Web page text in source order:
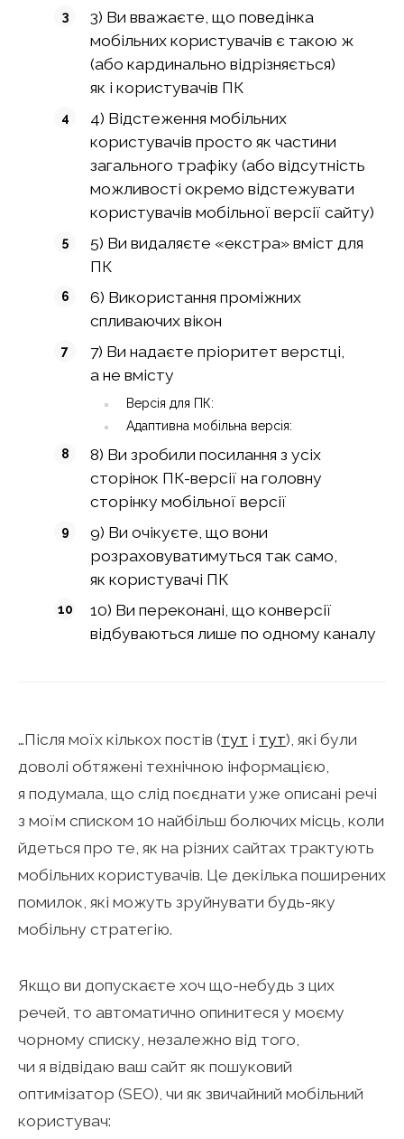
3) Ви вважаєте, що поведінка
мобільних користувачів є такою ж
(або кардинально відрізняється)
як і користувачів ПК
4) Відстеження мобільних
користувачів просто як частини
загального трафіку (або відсутність
можливості окремо відстежувати
користувачів мобільної версії сайту)
5) Ви видаляєте «екстра» вміст для
ПК
6) Використання проміжних
спливаючих вікон
7) Ви надаєте пріоритет верстці,
а не вмісту
Версія для ПК:
Адаптивна мобільна версія:
8) Ви зробили посилання з усіх
сторінок ПК-версії на головну
сторінку мобільної версії
9) Ви очікуєте, що вони
розраховуватимуться так само,
як користувачі ПК
10) Ви переконані, що конверсії
відбуваються лише по одному каналу
…Після моїх кількох постів (тут і тут), які були
доволі обтяжені технічною інформацією,
я подумала, що слід поєднати уже описані речі
з моїм списком 10 найбільш болючих місць, коли
йдеться про те, як на різних сайтах трактують
мобільних користувачів. Це декілька поширених
помилок, які можуть зруйнувати будь-яку
мобільну стратегію.
Якщо ви допускаєте хоч що-небудь з цих
речей, то автоматично опинитеся у моєму
чорному списку, незалежно від того,
чи я відвідаю ваш сайт як пошуковий
оптимізатор (SEO), чи як звичайний мобільний
користувач: